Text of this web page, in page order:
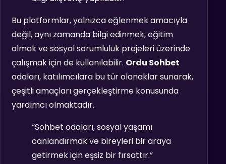
Bu platformlar, yalnızca eğlenmek amacıyla
değil, aynı zamanda bilgi edinmek, eğitim
almak ve sosyal sorumluluk projeleri üzerinde
çalışmak için de kullanılabilir. Ordu Sohbet
odaları, katılımcılara bu tür olanaklar sunarak,
çeşitli amaçları gerçekleştirme konusunda
yardımcı olmaktadır.
“Sohbet odaları, sosyal yaşamı
canlandırmak ve bireyleri bir araya
getirmek için eşsiz bir fırsattır.”